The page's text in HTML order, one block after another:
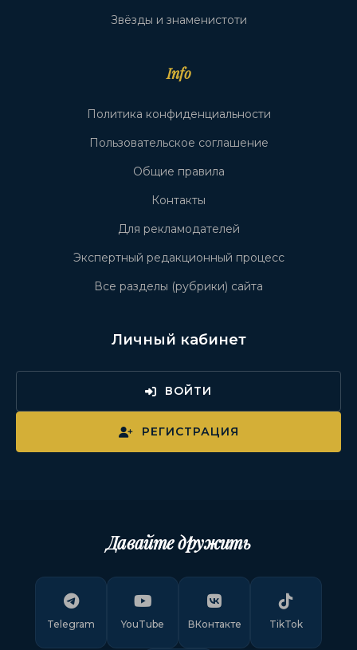
Звёзды и знаменистоти
Info
Политика конфиденциальности
Пользовательское соглашение
Общие правила
Контакты
Для рекламодателей
Экспертный редакционный процесс
Все разделы (рубрики) сайта
Личный кабинет
ВОЙТИ
РЕГИСТРАЦИЯ
Давайте дружить
Telegram YouTube ВКонтакте TikTok